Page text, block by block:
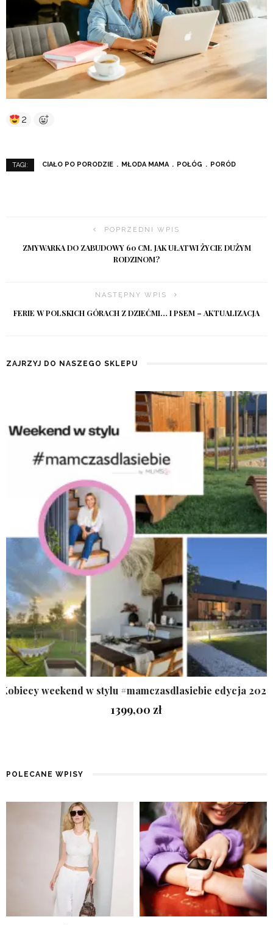
2
TAGI: CIAŁO PO PORODZIE MŁODA MAMA POŁÓG PORÓD
POPRZEDNI WPIS
ZMYWARKA DO ZABUDOWY 60 CM. JAK UŁATWI ŻYCIE DUŻYM
RODZINOM?
NASTĘPNY WPIS
FERIE W POLSKICH GÓRACH Z DZIEĆMI… I PSEM – AKTUALIZACJA
ZAJRZYJ DO NASZEGO SKLEPU
Kobiecy weekend w stylu #mamczasdlasiebie edycja 2026
1399,00 zł
POLECANE WPISY